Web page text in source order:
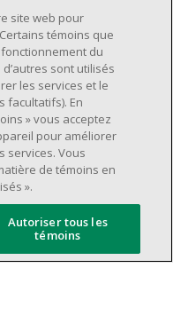
pertinente
de détail.
à un poste de
(quarts de
de semaine).
son
en matière de
bon esprit
site web pour
témoins que
du
sont utilisés
les services et le
facultatifs). En
» vous acceptez
pour améliorer
services. Vous
de témoins en
».
Autoriser tous les
témoins